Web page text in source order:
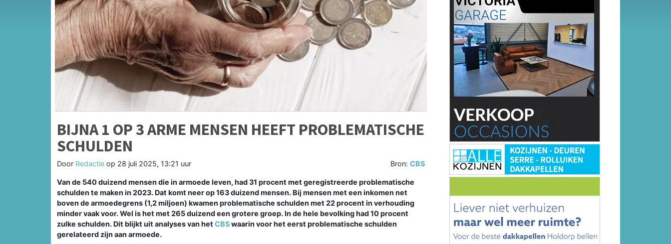
BIJNA 1 OP 3 ARME MENSEN HEEFT PROBLEMATISCHE
SCHULDEN
Door Redactie op 28 juli 2025, 13:21 uur Bron:CBS
Van de 540 duizend mensen die in armoede leven, had 31 procent met geregistreerde problematische
schulden te maken in 2023. Dat komt neer op 163 duizend mensen. Bij mensen met een inkomen net
boven de armoedegrens (1,2 miljoen) kwamen problematische schulden met 22 procent in verhouding
minder vaak voor. Wel is het met 265 duizend een grotere groep. In de hele bevolking had 10 procent
zulke schulden. Dit blijkt uit analyses van het CBSwaarin voor het eerst problematische schulden
gerelateerd zijn aan armoede.